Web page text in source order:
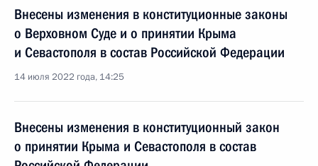
Внесены изменения в конституционные законы
о Верховном Суде и о принятии Крыма
и Севастополя в состав Российской Федерации
14 июля 2022 года, 14:25
Внесены изменения в конституционный закон
о принятии Крыма и Севастополя в состав